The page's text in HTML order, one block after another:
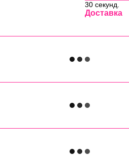
30 секунд.
Доставка